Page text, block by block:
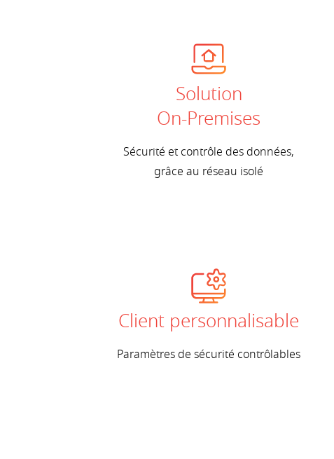
Solution
On-Premises
Sécurité et contrôle des données,
grâce au réseau isolé
Client personnalisable
Paramètres de sécurité contrôlables